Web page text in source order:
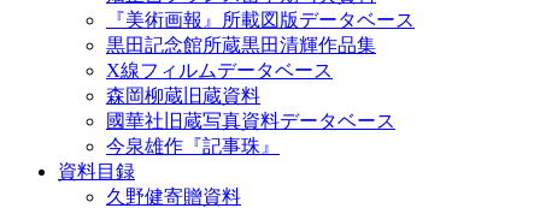
『美術画報』所載図版データベース
黒田記念館所蔵黒田清輝作品集
X線フィルムデータベース
森岡柳蔵旧蔵資料
國華社旧蔵写真資料データベース
今泉雄作『記事珠』
資料目録
久野健寄贈資料